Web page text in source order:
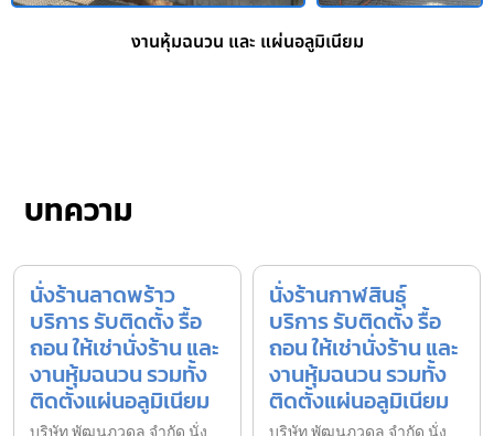
งานหุ้มฉนวน และ แผ่นอลูมิเนียม
บทความ
นั่งร้านลาดพร้าว
บริการ รับติดตั้ง รื้อ
ถอน ให้เช่านั่งร้าน และ
งานหุ้มฉนวน รวมทั้ง
ติดตั้งแผ่นอลูมิเนียม
นั่งร้านกาฬสินธุ์
บริการ รับติดตั้ง รื้อ
ถอน ให้เช่านั่งร้าน และ
งานหุ้มฉนวน รวมทั้ง
ติดตั้งแผ่นอลูมิเนียม